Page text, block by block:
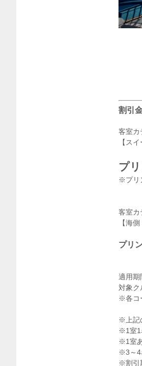
割引
客室カ
【ス
プ
※プリ
客室カ
【海
プリ
適用期
対象ク
※各コ
※上記
※1室1
※1室
※3～4
※割引